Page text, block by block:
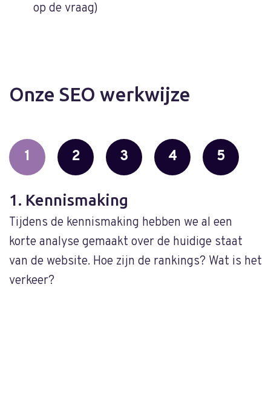
op de vraag)
Onze SEO werkwijze
1. Kennismaking
Tijdens de kennismaking hebben we al een
korte analyse gemaakt over de huidige staat
van de website. Hoe zijn de rankings? Wat is het
verkeer?
1 2 3 4 5